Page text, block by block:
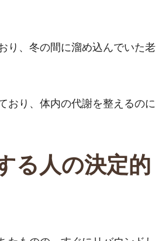
り、冬の間に溜め込んでいた老
おり、体内の代謝を整えるのに
る人の決定的